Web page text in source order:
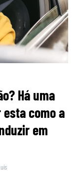
Há uma
como a
em